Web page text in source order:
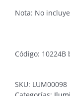
Nota: No
Código: 10224B
SKU: LUM00098